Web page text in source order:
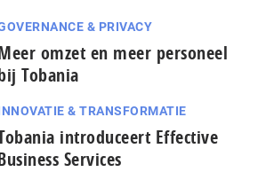
& PRIVACY
omzet en meer personeel
Tobania
& TRANSFORMATIE
introduceert Effective
Services